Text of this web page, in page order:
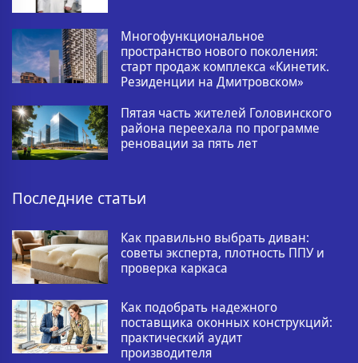
Многофункциональное
пространство нового поколения:
старт продаж комплекса «Кинетик.
Резиденции на Дмитровском»
Пятая часть жителей Головинского
района переехала по программе
реновации за пять лет
Последние статьи
Как правильно выбрать диван:
советы эксперта, плотность ППУ и
проверка каркаса
Как подобрать надежного
поставщика оконных конструкций:
практический аудит
производителя